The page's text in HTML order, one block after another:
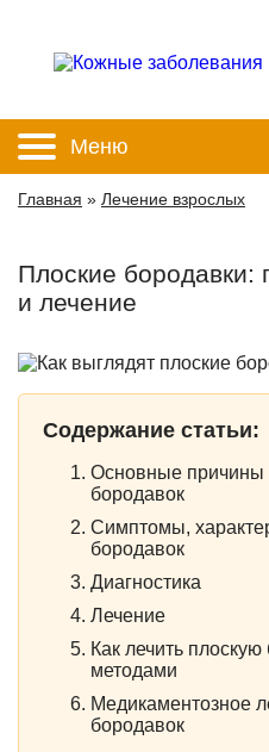
Меню
Главная » Лечение взрослых
Плоские
и лечение
Содержание статьи:
Основные причины
бородавок
Симптомы,
бородавок
Диагностика
Лечение
Как лечить
методами
Медикаментозное
бородавок